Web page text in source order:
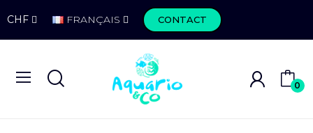
CHF FRANÇAIS CONTACT
0